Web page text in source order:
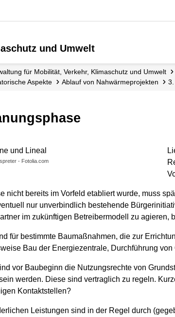
und Umwelt
für Mobilität, Verkehr, Klimaschutz und Umwelt
Aspekte
Ablauf von Nahwärme­projekten
- Fotolia.com
nicht bereits im Vorfeld etabliert wurde, muss
nur unverbindlich bestehende
im zukünftigen Betreibermodell zu agieren,
für bestimmte Baumaßnahmen, die zur
Bau der Energiezentrale, Durchführung
vor Baubeginn die Nutzungsrechte von
werden. Diese sind vertraglich zu regeln.
Kontaktstellen?
Leistungen sind in der Regel durch